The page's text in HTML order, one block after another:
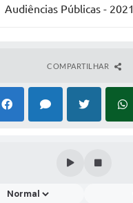
Audiências Públicas - 2021
COMPARTILHAR